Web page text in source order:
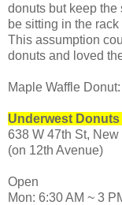
donuts but keep the
be sitting in the
This assumption
donuts and loved
Maple Waffle
Underwest Donuts
638 W 47th St,
(on 12th Avenue)
Open
Mon: 6:30 AM ~ 3